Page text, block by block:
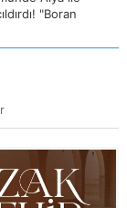
"Boran